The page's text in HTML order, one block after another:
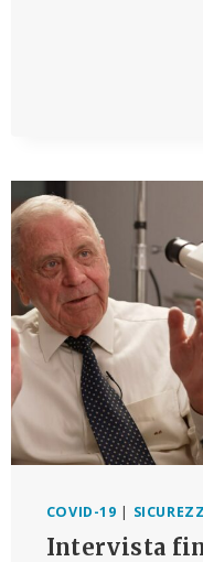
COVID-19 |
Intervista